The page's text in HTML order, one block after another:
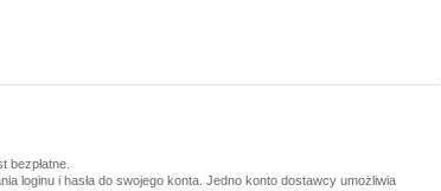
loginu i hasła do swojego konta. Jedno konto dostawcy umożliwia